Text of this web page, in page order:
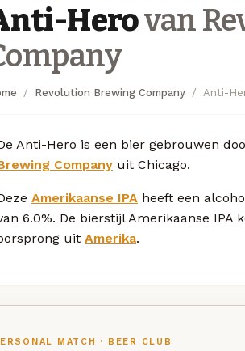
Herovan
Revolution Brewing Company Anti-
Anti-Hero is een bier gebrouwen
Company uit Chicago.
Amerikaanse IPA heeft een
6.0%. De bierstijl Amerikaanse IPA
uit Amerika.
MATCH · BEER CLUB